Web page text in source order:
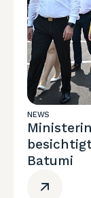
NEWS
Batumi